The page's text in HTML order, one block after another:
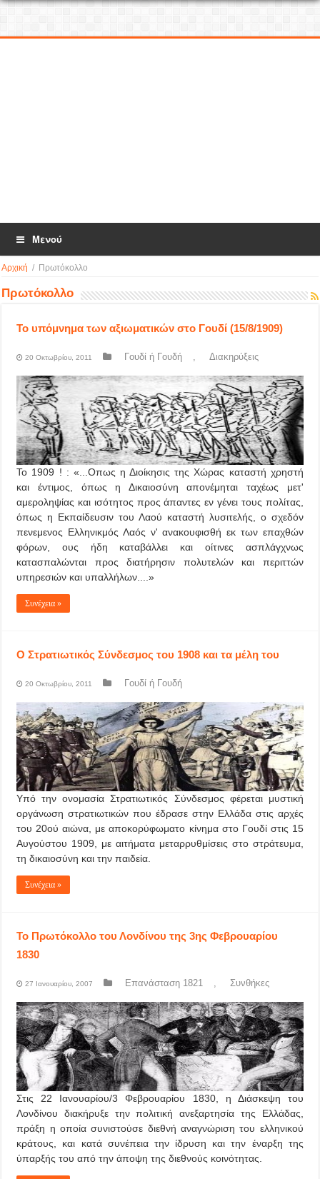
Μενού
Αρχική / Πρωτόκολλο
Πρωτόκολλο
Το υπόμνημα των αξιωματικών στο Γουδί (15/8/1909)
20 Οκτωβρίου, 2011 Γουδί ή Γουδή , Διακηρύξεις
Το 1909 ! : «...Oπως η Διοίκησις της Χώρας καταστή χρηστή
και έντιμος, όπως η Δικαιοσύνη απονέμηται ταχέως μετ'
αμεροληψίας και ισότητος προς άπαντες εν γένει τους πολίτας,
όπως η Εκπαίδευσιν του Λαού καταστή λυσιτελής, ο σχεδόν
πενεμενος Ελληνικμός Λαός ν' ανακουφισθή εκ των επαχθών
φόρων, ους ήδη καταβάλλει και οίτινες ασπλάγχνως
κατασπαλώνται προς διατήρησιν πολυτελών και περιττών
υπηρεσιών και υπαλλήλων....»
Συνέχεια »
Ο Στρατιωτικός Σύνδεσμος του 1908 και τα μέλη του
20 Οκτωβρίου, 2011 Γουδί ή Γουδή
Yπό την ονομασία Στρατιωτικός Σύνδεσμος φέρεται μυστική
οργάνωση στρατιωτικών που έδρασε στην Ελλάδα στις αρχές
του 20ού αιώνα, με αποκορύφωματο κίνημα στο Γουδί στις 15
Αυγούστου 1909, με αιτήματα μεταρρυθμίσεις στο στράτευμα,
τη δικαιοσύνη και την παιδεία.
Συνέχεια »
Το Πρωτόκολλο του Λονδίνου της 3ης Φεβρουαρίου
1830
27 Ιανουαρίου, 2007 Επανάσταση 1821 , Συνθήκες
Στις 22 Ιανουαρίου/3 Φεβρουαρίου 1830, η Διάσκεψη του
Λονδίνου διακήρυξε την πολιτική ανεξαρτησία της Ελλάδας,
πράξη η οποία συνιστούσε διεθνή αναγνώριση του ελληνικού
κράτους, και κατά συνέπεια την ίδρυση και την έναρξη της
ύπαρξής του από την άποψη της διεθνούς κοινότητας.